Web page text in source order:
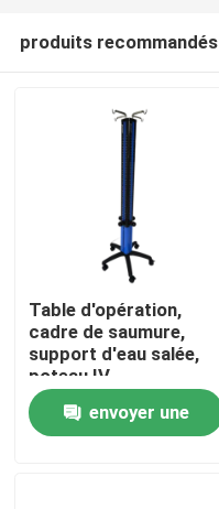
Aperçu
Produits
A propos de nous
produits recommandés
Table d'opération,
cadre de saumure,
support d'eau salée,
poteau IV
envoyer une